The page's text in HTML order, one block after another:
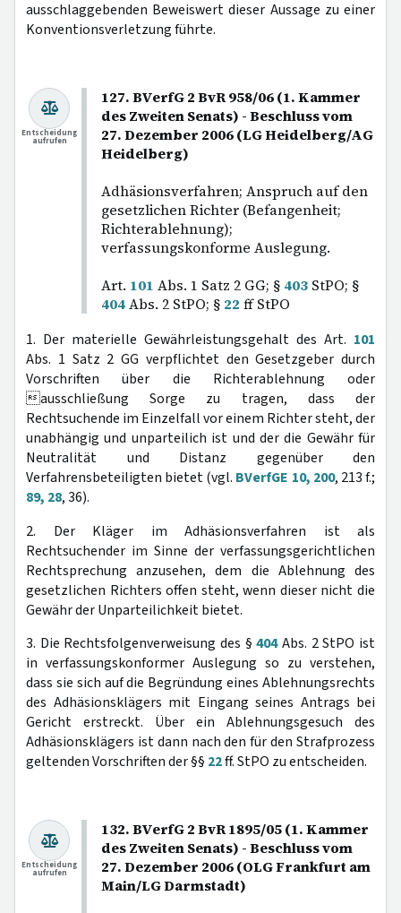
ausschlaggebenden Beweiswert dieser Aussage zu einer
Konventionsverletzung führte.
127. BVerfG 2 BvR 958/06 (1. Kammer
des Zweiten Senats) - Beschluss vom
27. Dezember 2006 (LG Heidelberg/AG
Heidelberg)
Adhäsionsverfahren; Anspruch auf den
gesetzlichen Richter (Befangenheit;
Richterablehnung);
verfassungskonforme Auslegung.
Art. 101 Abs. 1 Satz 2 GG; § 403 StPO; §
404Abs. 2 StPO; § 22 ff StPO
Entscheidung
aufrufen
1. Der materielle Gewährleistungsgehalt des Art. 101
Abs. 1 Satz 2 GG verpflichtet den Gesetzgeber durch
Vorschriften über die Richterablehnung oder
ausschließung Sorge zu tragen, dass der
Rechtsuchende im Einzelfall vor einem Richter steht, der
unabhängig und unparteilich ist und der die Gewähr für
Neutralität und Distanz gegenüber den
Verfahrensbeteiligten bietet (vgl. BVerfGE 10, 200, 213 f.;
89, 28, 36).
2. Der Kläger im Adhäsionsverfahren ist als
Rechtsuchender im Sinne der verfassungsgerichtlichen
Rechtsprechung anzusehen, dem die Ablehnung des
gesetzlichen Richters offen steht, wenn dieser nicht die
Gewähr der Unparteilichkeit bietet.
3. Die Rechtsfolgenverweisung des §404Abs. 2 StPO ist
in verfassungskonformer Auslegung so zu verstehen,
dass sie sich auf die Begründung eines Ablehnungsrechts
des Adhäsionsklägers mit Eingang seines Antrags bei
Gericht erstreckt. Über ein Ablehnungsgesuch des
Adhäsionsklägers ist dann nach den für den Strafprozess
geltenden Vorschriften der §§ 22ff. StPO zu entscheiden.
132. BVerfG 2 BvR 1895/05 (1. Kammer
des Zweiten Senats) - Beschluss vom
27. Dezember 2006 (OLG Frankfurt am
Main/LG Darmstadt)
Entscheidung
aufrufen